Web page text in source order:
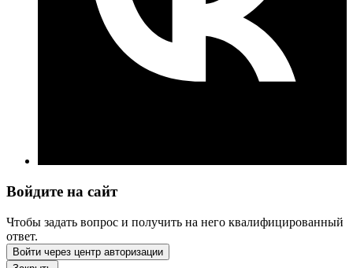
Войдите на сайт
Чтобы задать вопрос и получить на него квалифицированный
ответ.
Войти через центр авторизации